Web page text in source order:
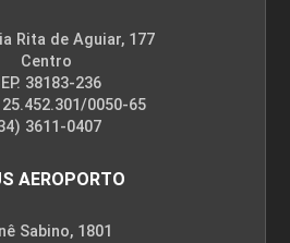
Rita de Aguiar, 177
Centro
38183-236
0050-65
3611-0407
AEROPORTO
Sabino, 1801